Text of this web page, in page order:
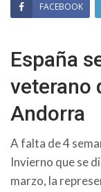
FACEBOOK
España
veterano
Andorra
A falta de 4
Invierno que se
marzo, la